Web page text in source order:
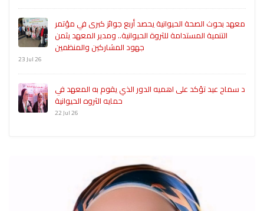
معهد بحوث الصحة الحيوانية يحصد أربع جوائز كبرى في مؤتمر
التنمية المستدامة للثروة الحيوانية.. ومدير المعهد يثمن
جهود المشاركين والمنظمين
23 Jul 26
د سماح عيد تؤكد على اهميه الدور الذي يقوم به المعهد في
حمايه الثروه الحيوانية
22 Jul 26